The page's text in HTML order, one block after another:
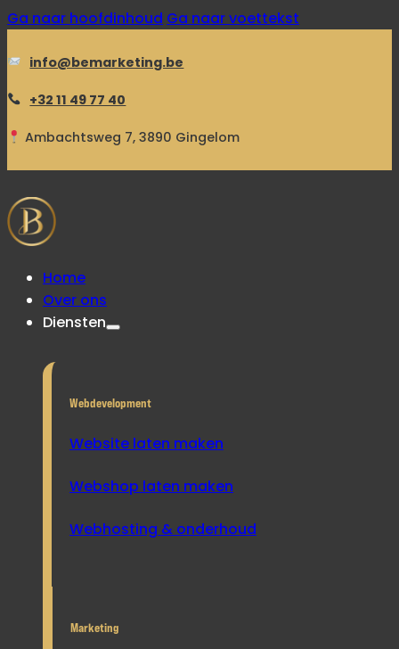
Ga naar hoofdinhoud Ga naar voettekst
info@bemarketing.be
+32 11 49 77 40
Ambachtsweg 7, 3890 Gingelom
Home
Over ons
Diensten
Webdevelopment
Website laten maken
Webshop laten maken
Webhosting & onderhoud
Marketing